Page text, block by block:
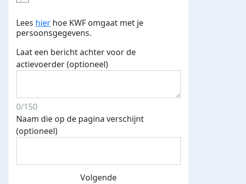
verdiend
Lees hier hoe KWF omgaat met je
persoonsgegevens.
Laat een bericht achter voor de
actievoerder (optioneel)
0/150
Naam die op de pagina verschijnt
(optioneel)
Volgende